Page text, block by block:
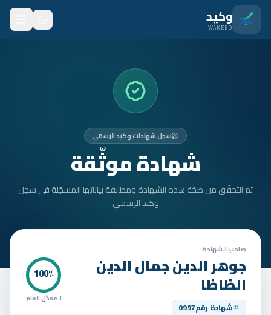
انتقل للمحتوى الرئيسي
وكيد
WAKEED
المتدربون
الأمان
تواصل
الوظائف
سجل شهادات وكيد الرسمي
شهادة موثّقة
تم التحقّق من صحّة هذه الشهادة ومطابقة بياناتها المسجّلة في سجل
وكيد الرسمي
صاحب الشهادة
جوهر الدين جمال الدين
الظاظا
شهادة رقم0997
100٪
المعدّل العام